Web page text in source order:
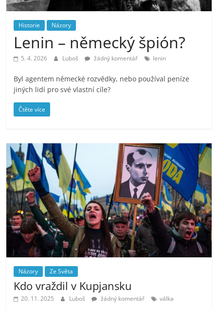
prospívá?
Historie Názory
Lenin – německý špión?
5. 4. 2026 Luboš žádný komentář lenin
Byl agentem německé rozvědky, nebo používal peníze
jiných lidí pro své vlastní cíle?
Čtěte více
Názory Ze Světa
Kdo vraždil v Kupjansku
20. 11. 2025 Luboš žádný komentář válka